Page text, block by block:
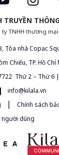
TRUYỀN
ty TNHH thương
Tòa nhà Copac
Chiếu, TP. Hồ Chí
Thứ 2 – Thứ 6
info@kilala.vn
| Chính sách
người dùng